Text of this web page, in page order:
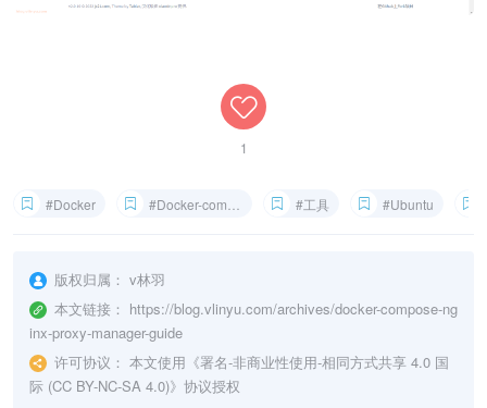
1
#Docker #Docker-compose #工具 #Ubuntu
版权归属： v林羽
本文链接： https://blog.vlinyu.com/archives/docker-compose-ng
inx-proxy-manager-guide
许可协议： 本文使用《署名-非商业性使用-相同方式共享 4.0 国
际 (CC BY-NC-SA 4.0)》协议授权